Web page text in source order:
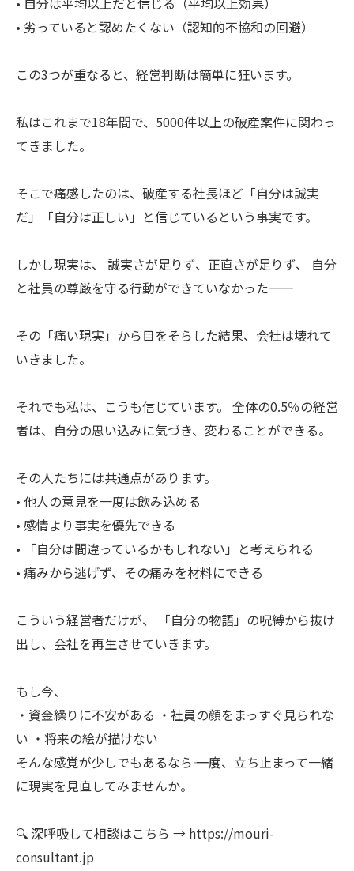
• 劣っていると認めたくない（認知的不協和の回避）
この3つが重なると、経営判断は簡単に狂います。
私はこれまで18年間で、5000件以上の破産案件に関わっ
てきました。
そこで痛感したのは、破産する社長ほど「自分は誠実
だ」「自分は正しい」と信じているという事実です。
しかし現実は、 誠実さが足りず、正直さが足りず、 自分
と社員の尊厳を守る行動ができていなかった――
その「痛い現実」から目をそらした結果、会社は壊れて
いきました。
それでも私は、こうも信じています。 全体の0.5％の経営
者は、自分の思い込みに気づき、変わることができる。
その人たちには共通点があります。
• 他人の意見を一度は飲み込める
• 感情より事実を優先できる
• 「自分は間違っているかもしれない」と考えられる
• 痛みから逃げず、その痛みを材料にできる
こういう経営者だけが、 「自分の物語」の呪縛から抜け
出し、会社を再生させていきます。
もし今、
・資金繰りに不安がある ・社員の顔をまっすぐ見られな
い ・将来の絵が描けない
そんな感覚が少しでもあるなら―― 一度、立ち止まって一緒
に現実を見直してみませんか。
🔍 深呼吸して相談はこちら → https://mouri-
consultant.jp